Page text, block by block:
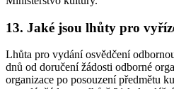
13. Jaké jsou lhůty pro
Lhůta pro vydání osvědčení
dnů od doručení žádosti odborné
organizace po posouzení předmětu